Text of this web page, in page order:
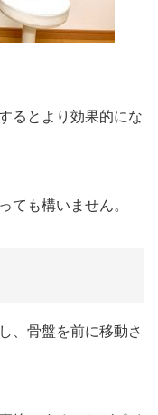
るとより効果的にな
ても構いません。
、骨盤を前に移動さ